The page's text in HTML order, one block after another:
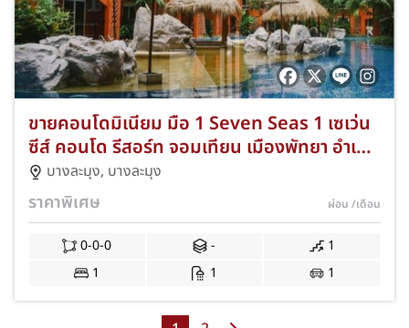
ขายคอนโดมิเนียม มือ 1 Seven Seas 1 เซเว่น
ซีส์ คอนโด รีสอร์ท จอมเทียน เมืองพัทยา อำเภอ
บางละมุง ชลบุรี ทำเลใกล้ทะเล เพียง 3 กม. จาก
จอมเทียน ไนท์มาร์เก็ต ราคาสุดคุ้ม สำหรับ
พนักงานเงินเดือนยื่นกู้ได้ เงินเดือนรวม
15,000++ ก็ซื้อได้ C-NKAD-0003
บางละมุง, บางละมุง
ราคาพิเศษ ผ่อน /เดือน
0-0-0 -
1
1
1 1